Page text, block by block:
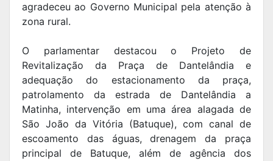
agradeceu ao Governo Municipal pela atenção à
zona rural.
O parlamentar destacou o Projeto de
Revitalização da Praça de Dantelândia e
adequação do estacionamento da praça,
patrolamento da estrada de Dantelândia a
Matinha, intervenção em uma área alagada de
São João da Vitória (Batuque), com canal de
escoamento das águas, drenagem da praça
principal de Batuque, além de agência dos